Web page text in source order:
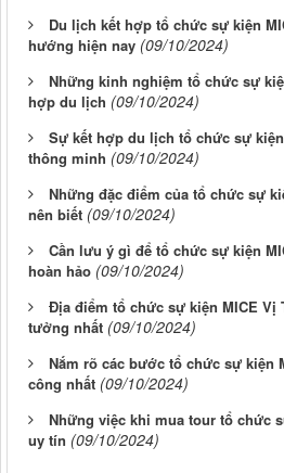
Du lịch kết hợp tổ chức sự kiện
hướng hiện nay (09/10/2024)
Những kinh nghiệm tổ chức sự
hợp du lịch (09/10/2024)
Sự kết hợp du lịch tổ chức sự kiện
thông minh (09/10/2024)
Những đặc điểm của tổ chức sự
nên biết (09/10/2024)
Cần lưu ý gì để tổ chức sự kiện
hoàn hảo (09/10/2024)
Địa điểm tổ chức sự kiện MICE Vị
tưởng nhất (09/10/2024)
Nắm rõ các bước tổ chức sự kiện
công nhất (09/10/2024)
Những việc khi mua tour tổ chức
uy tín (09/10/2024)